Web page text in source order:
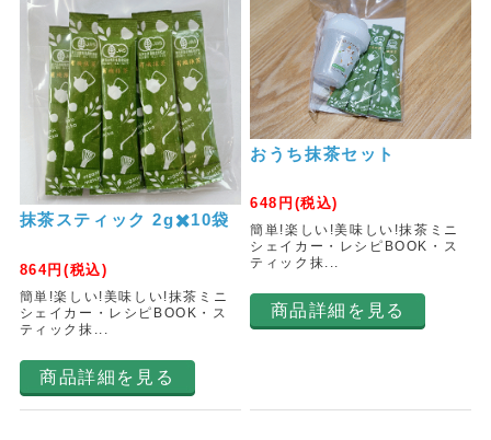
抹茶スティック 2g✖️10袋
864円(税込)
簡単!楽しい!美味しい!抹茶ミニ
シェイカー・レシピBOOK・ス
ティック抹...
商品詳細を見る
おうち抹茶セット
648 円(税込)
簡単!楽しい!美味しい!抹茶ミニ
シェイカー・レシピBOOK・ス
ティック抹...
商品詳細を見る